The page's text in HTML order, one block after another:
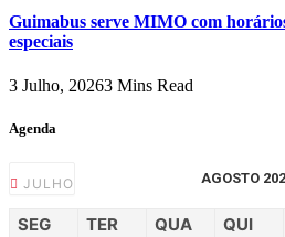
Guimabus serve MIMO com
especiais
3 Julho, 20263 Mins Read
Agenda
JULHO AGOSTO
SEG TER QUA QUI